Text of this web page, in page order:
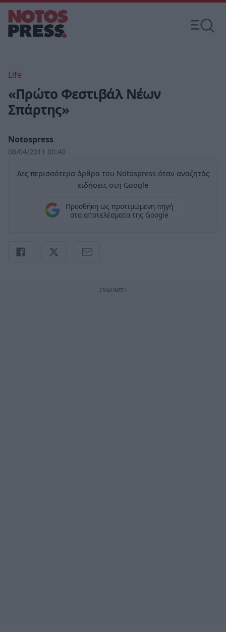
Life
«Πρώτο Φεστιβάλ Νέων
Σπάρτης»
Notospress
08/04/2011 00:40
Δες περισσότερα άρθρα του Notospress όταν αναζητάς
ειδήσεις στη Google
Προσθήκη ως προτιμώμενη πηγή
στα αποτελέσματα της Google